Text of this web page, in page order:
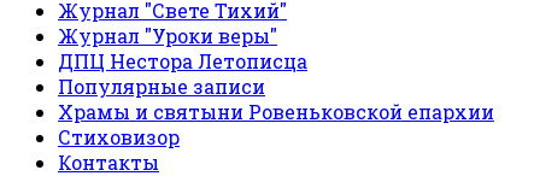
Журнал "Свете Тихий"
Журнал "Уроки веры"
ДПЦ Нестора Летописца
Популярные записи
Храмы и святыни Ровеньковской епархии
Стиховизор
Контакты